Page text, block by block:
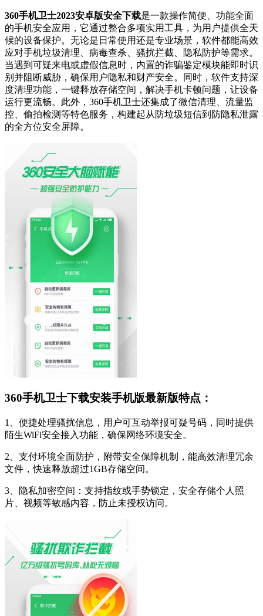
360手机卫士2023安卓版安全下载是一款操作简便、功能全面
的手机安全应用，它通过整合多项实用工具，为用户提供全天
候的设备保护。无论是日常使用还是专业场景，软件都能高效
应对手机垃圾清理、病毒查杀、骚扰拦截、隐私防护等需求。
当遇到可疑来电或虚假信息时，内置的诈骗鉴定模块能即时识
别并阻断威胁，确保用户隐私和财产安全。同时，软件支持深
度清理功能，一键释放存储空间，解决手机卡顿问题，让设备
运行更流畅。此外，360手机卫士还集成了微信清理、流量监
控、偷拍检测等特色服务，构建起从防垃圾短信到防隐私泄露
的全方位安全屏障。
360手机卫士下载安装手机版最新版特点：
1、便捷处理骚扰信息，用户可互动举报可疑号码，同时提供
陌生WiFi安全接入功能，确保网络环境安全。
2、支付环境全面防护，附带安全保障机制，能高效清理冗余
文件，快速释放超过1GB存储空间。
3、隐私加密空间：支持指纹或手势锁定，安全存储个人照
片、视频等敏感内容，防止未授权访问。